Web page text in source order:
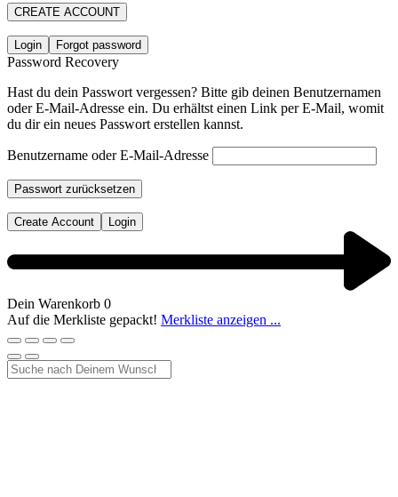
CREATE ACCOUNT
Login Forgot password
Password Recovery
Hast du dein Passwort vergessen? Bitte gib deinen Benutzernamen
oder E-Mail-Adresse ein. Du erhältst einen Link per E-Mail, womit
du dir ein neues Passwort erstellen kannst.
Benutzername oder E-Mail-Adresse
Passwort zurücksetzen
Create Account Login
Dein Warenkorb 0
Auf die Merkliste gepackt! Merkliste anzeigen ...